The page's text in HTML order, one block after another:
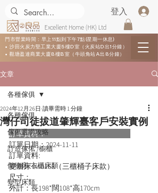
Excellent Home (HK) Ltd
登入
門市營業時間：早上11點到下午7點(星期一休息)
• 沙田火炭力堅工業大廈5樓D室（火炭站D出1分鐘）
• 觀塘盈達商業大廈8樓B室（牛頭角站A出8分鐘）
文章
各種傢俱
傢俬選購攻略
訂造傢俬 /櫥櫃
儲物床/衣櫃床類
變型床類
各種傢俱
灣仔司徒拔道肇輝臺客戶安裝實例
2024年12月26日 讀畢需時 1 分鐘
訂單資料：
訂單日期：2024-11-11
訂單資料:
雙層床 swb168（三櫃桶子床款）
尺寸：
外計：長198*闊108*高170cm